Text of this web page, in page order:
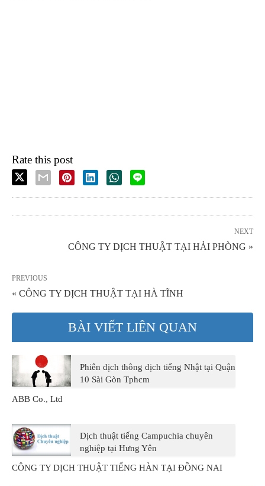
Rate this post
NEXT
CÔNG TY DỊCH THUẬT TẠI HẢI PHÒNG »
PREVIOUS
« CÔNG TY DỊCH THUẬT TẠI HÀ TĨNH
BÀI VIẾT LIÊN QUAN
Phiên dịch thông dịch tiếng Nhật tại Quận
10 Sài Gòn Tphcm
ABB Co., Ltd
Dịch thuật tiếng Campuchia chuyên
nghiệp tại Hưng Yên
CÔNG TY DỊCH THUẬT TIẾNG HÀN TẠI ĐỒNG NAI